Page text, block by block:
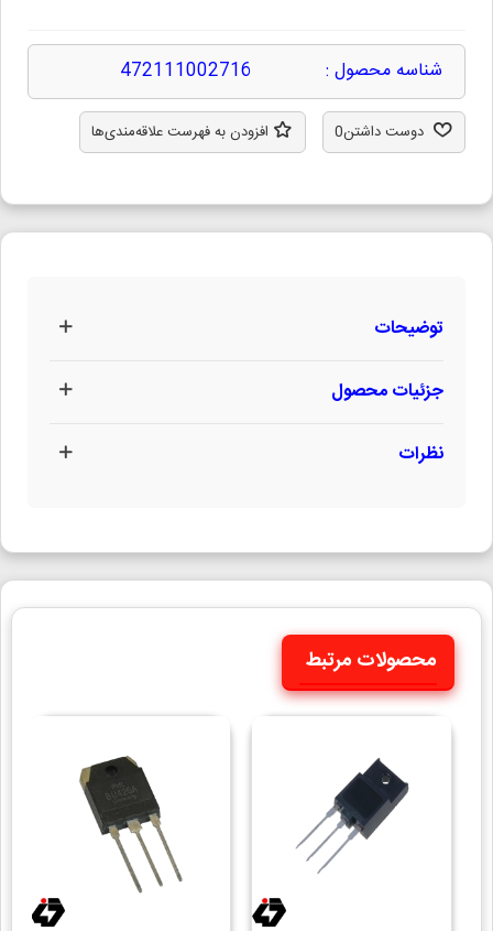
شناسه محصول : 472111002716
دوست داشتن0 افزودن به فهرست علاقه‌مندی‌ها
توضیحات
جزئیات محصول
نظرات
محصولات مرتبط